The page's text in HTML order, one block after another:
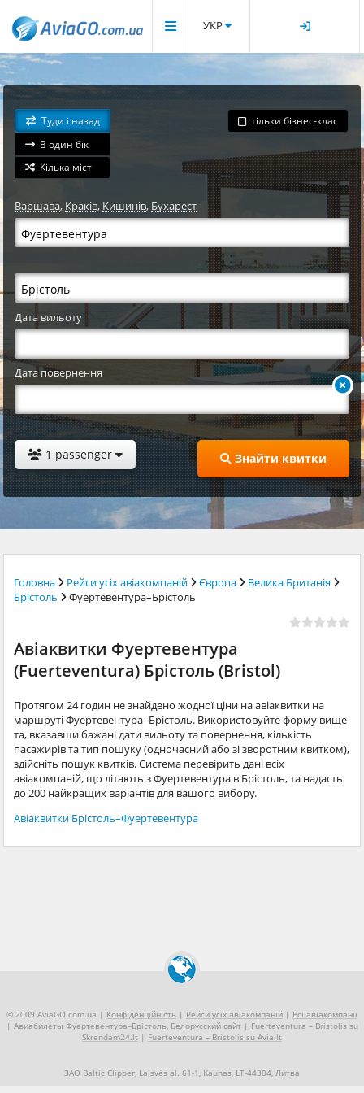
УКР
Туди і назад
В один бік
Кілька міст
тільки бізнес-клас
Варшава,Краків, Кишинів, Бухарест
Дата вильоту
Дата повернення
1 passenger Знайти квитки
Головна Рейси усіх авіакомпаній Європа
Велика Британія
Брістоль
Фуертевентура–Брістоль
Авіаквитки Фуертевентура
(Fuerteventura) Брістоль (Bristol)
Протягом 24 годин не знайдено жодної ціни на авіаквитки на
маршруті Фуертевентура–Брістоль. Використовуйте форму вище
та, вказавши бажані дати вильоту та повернення, кількість
пасажирів та тип пошуку (одночасний або зі зворотним квитком),
здійсніть пошук квитків. Система перевірить дані всіх
авіакомпаній, що літають з Фуертевентура в Брістоль, та надасть
до 200 найкращих варіантів для вашого вибору.
Авіаквитки Брістоль–Фуертевентура
© 2009 AviaGO.com.ua | Конфіденційність | Рейси усіх авіакомпаній | Всі авіакомпанії
| Авиабилеты Фуертевентура–Брістоль, Белорусский сайт| Fuerteventura – Bristolis su
Skrendam24.lt | Fuerteventura – Bristolis su Avia.lt
ЗАО Baltic Clipper, Laisvės al. 61-1, Kaunas, LT-44304, Литва